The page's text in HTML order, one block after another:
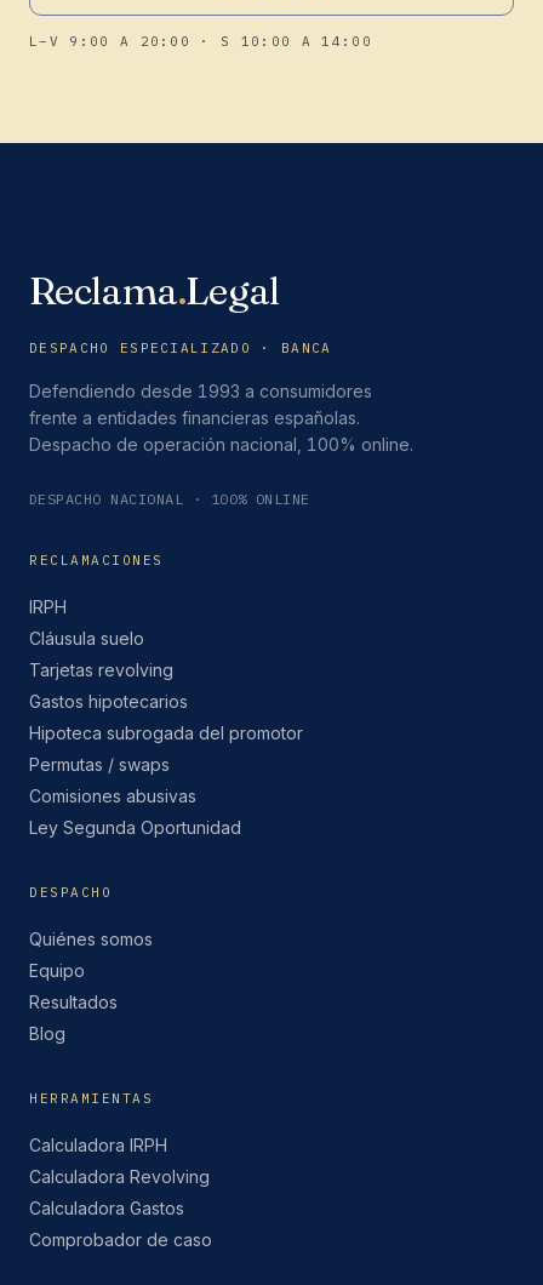
L–V 9:00 A 20:00 · S 10:00 A 14:00
Reclama.Legal
DESPACHO ESPECIALIZADO · BANCA
Defendiendo desde 1993 a consumidores
frente a entidades financieras españolas.
Despacho de operación nacional, 100% online.
DESPACHO NACIONAL · 100% ONLINE
RECLAMACIONES
IRPH
Cláusula suelo
Tarjetas revolving
Gastos hipotecarios
Hipoteca subrogada del promotor
Permutas / swaps
Comisiones abusivas
Ley Segunda Oportunidad
DESPACHO
Quiénes somos
Equipo
Resultados
Blog
HERRAMIENTAS
Calculadora IRPH
Calculadora Revolving
Calculadora Gastos
Comprobador de caso